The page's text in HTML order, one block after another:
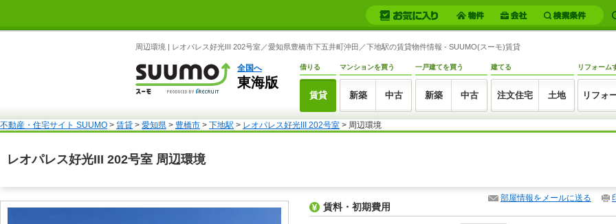
周辺環境 | レオパレス好光III 202号室／愛知県豊橋市下五井町沖田／下地駅の賃貸物件情報 - SUUMO(スーモ)賃貸
全国へ
東海版
借りる
賃貸
マンションを買う
新築 中古
一戸建てを買う
新築 中古
建てる
注文住宅 土地
リフォーム
リフォ
不動産・住宅サイト SUUMO > 賃貸 > 愛知県 > 豊橋市 > 下地駅 > レオパレス好光III 202号室 > 周辺環境
レオパレス好光III 202号室 周辺環境
部屋情報をメールに送る
賃料・初期費用